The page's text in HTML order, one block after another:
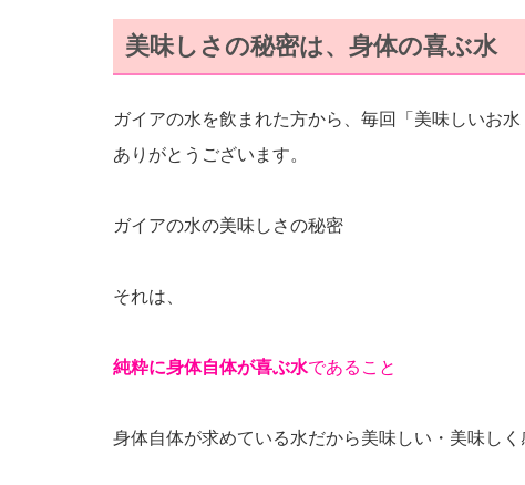
美味しさの秘密は、身体の喜ぶ水
ガイアの水を飲まれた方から、毎回「美味しいお
ありがとうございます。
ガイアの水の美味しさの秘密
それは、
純粋に身体自体が喜ぶ水であること
身体自体が求めている水だから美味しい・美味しく